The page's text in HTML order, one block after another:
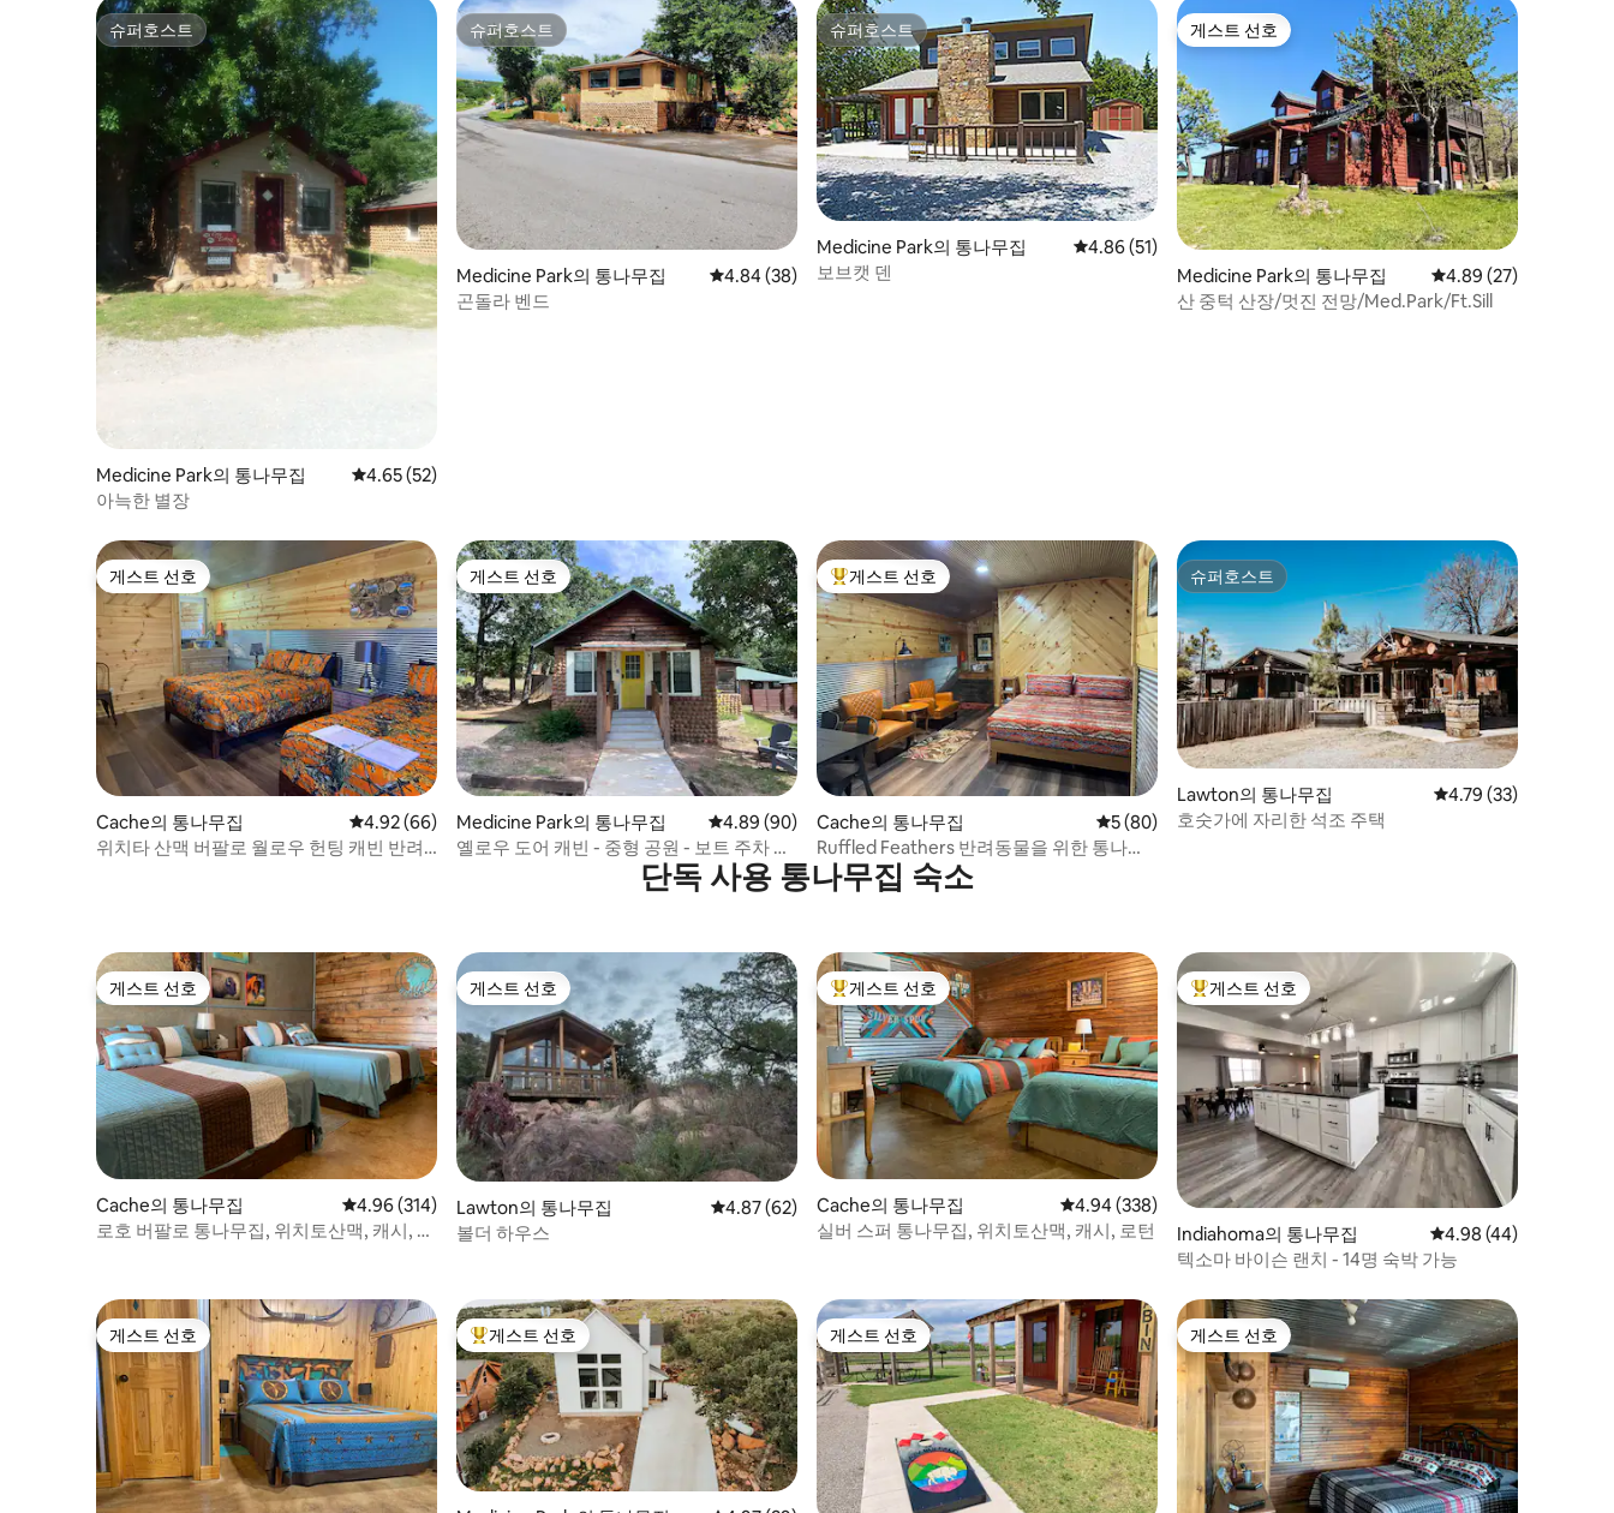
슈퍼호스트
슈퍼호스트
Medicine Park의 통나무집 평점 4.65점(5점 만점), 후기 52개
4.65 (52)
아늑한 별장
슈퍼호스트
슈퍼호스트
Medicine Park의 통나무집 평점 4.84점(5점 만점), 후기 38개
4.84 (38)
곤돌라 벤드
슈퍼호스트
슈퍼호스트
Medicine Park의 통나무집 평점 4.86점(5점 만점), 후기 51개
4.86 (51)
보브캣 덴
게스트 선호
게스트 선호
Medicine Park의 통나무집 평점 4.89점(5점 만점),
4.89 (27)
산 중턱 산장/멋진 전망/Med.Park/Ft.Sill
게스트 선호
게스트 선호
Cache의 통나무집 평점 4.92점(5점 만점), 후기 66개
4.92 (66)
위치타 산맥 버팔로 월로우 헌팅 캐빈 반려
게스트 선호
게스트 선호
Medicine Park의 통나무집 평점 4.89점(5점 만점), 후기 90개
4.89 (90)
옐로우 도어 캐빈 - 중형 공원 - 보트 주차 구
상위 게스트 선호
게스트 선호
Cache의 통나무집 평점 5점(5점 만점), 후기 80개
5 (80)
Ruffled Feathers 반려동물을 위한 통나무
집, 위치토산맥 캐시
슈퍼호스트
슈퍼호스트
Lawton의 통나무집 평점 4.79점(5점 만점
4.79 (33)
호숫가에 자리한 석조 주택
단독 사용 통나무집 숙소
게스트 선호
게스트 선호
Cache의 통나무집 평점 4.96점(5점 만점), 후기 314개
4.96 (314)
로호 버팔로 통나무집, 위치토산맥, 캐시, 로
게스트 선호
게스트 선호
Lawton의 통나무집 평점 4.87점(5점 만점), 후기 62개
4.87 (62)
볼더 하우스
상위 게스트 선호
게스트 선호
Cache의 통나무집 평점 4.94점(5점 만점), 후기 338개
4.94 (338)
실버 스퍼 통나무집, 위치토산맥, 캐시, 로턴
상위 게스트 선호
게스트 선호
Indiahoma의 통나무집 평점 4.98점(5점 만점
4.98 (44)
텍소마 바이슨 랜치 - 14명 숙박 가능
게스트 선호
게스트 선호 상위 게스트 선호
게스트 선호 게스트 선호
게스트 선호 게스트 선호
게스트 선호